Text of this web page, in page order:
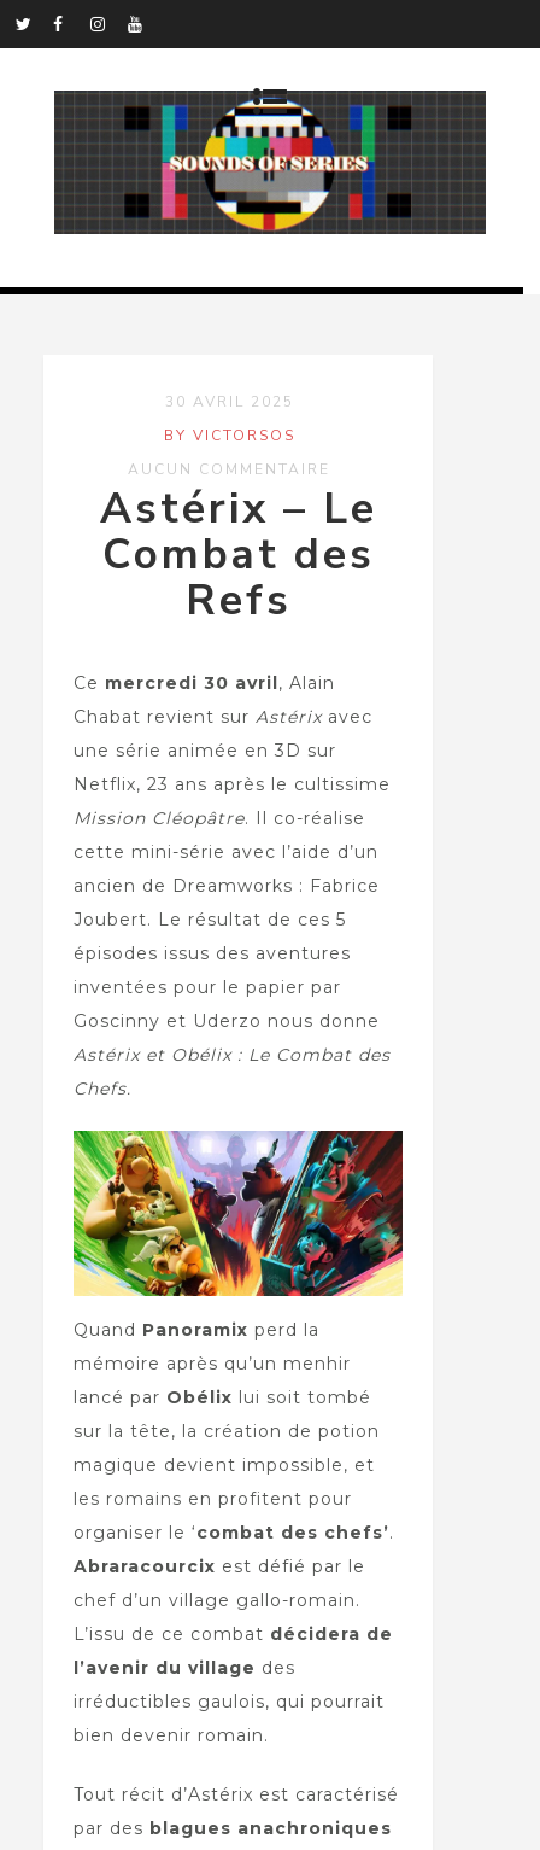
30 AVRIL 2025
BY VICTORSOS
AUCUN COMMENTAIRE
Astérix – Le
Combat des
Refs
Ce mercredi 30 avril , Alain
Chabat revient sur Astérix avec
une série animée en 3D sur
Netflix, 23 ans après le cultissime
Mission Cléopâtre. Il co-réalise
cette mini-série avec l’aide d’un
ancien de Dreamworks : Fabrice
Joubert. Le résultat de ces 5
épisodes issus des aventures
inventées pour le papier par
Goscinny et Uderzo nous donne
Astérix et Obélix : Le Combat des
Chefs.
Quand Panoramix perd la
mémoire après qu’un menhir
lancé par Obélix lui soit tombé
sur la tête, la création de potion
magique devient impossible, et
les romains en profitent pour
organiser le ‘combat des chefs’.
Abraracourcix est défié par le
chef d’un village gallo-romain.
L’issu de ce combat décidera de
l’avenir du village des
irréductibles gaulois, qui pourrait
bien devenir romain.
Tout récit d’Astérix est caractérisé
par des blagues anachroniques